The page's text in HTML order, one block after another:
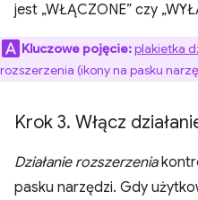
jest „WŁĄCZONE” czy
Kluczowe pojęcie:plakietka
rozszerzenia (ikony na pasku
Krok 3. Włącz
Działanie rozszerzenia
pasku narzędzi. Gdy